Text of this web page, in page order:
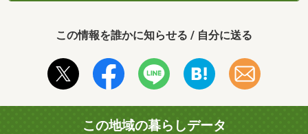
この情報を誰かに知らせる / 自分に送る
この地域の暮らしデータ